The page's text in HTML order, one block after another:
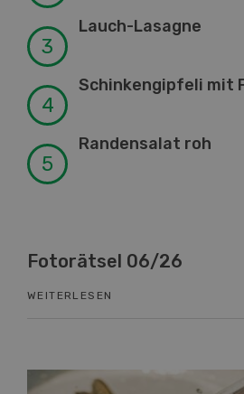
Lauch-Lasagne
Schinkengipfeli mit
Randensalat roh
06/26